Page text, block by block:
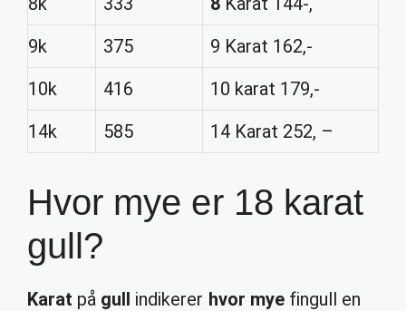
9k
375
9 Karat 162,-
10k
416
10 karat 179,-
14k
585 14 Karat 252, –
Hvor mye er 18 karat
gull?
Karat på gull indikerer hvor myefingull en